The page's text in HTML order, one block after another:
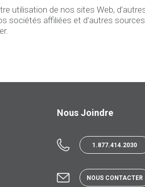
utilisation de nos sites Web,
sociétés affiliées et d’autres
Nous Joindre
1.877.414.2030
NOUS CONTACTER